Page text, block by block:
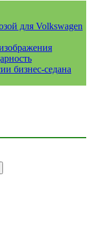
для Volkswagen
бизнес-седана